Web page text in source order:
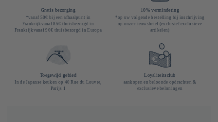
Gratis bezorging
*vanaf 50€ bij een afhaalpunt in
Frankrijkvanaf 85€ thuisbezorgd in
Frankrijkvanaf 90€ thuisbezorgd in Europa
10% vermindering
*op uw volgende bestelling bij inschrijving
op onze nieuwsbrief (exclusief exclusieve
artikelen)
Toegewijd gebied
In de Japanse keuken op 40 Rue du Louvre,
Parijs 1
Loyaliteitsclub
aankopen en beloonde opdrachten &
exclusieve beloningen